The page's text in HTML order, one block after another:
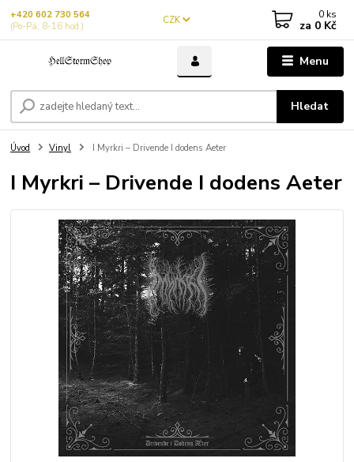
Menu
CZK
Hledat
+420 602 730 564
(Po-Pá, 8-16 hod.)
0 ks
za 0 Kč
Úvod Vinyl I Myrkri – Drivende I dodens Aeter
I Myrkri – Drivende I dodens Aeter